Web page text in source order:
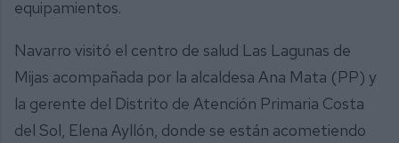
equipamientos.
Navarro visitó el centro de salud Las Lagunas de
Mijas acompañada por la alcaldesa Ana Mata (PP) y
la gerente del Distrito de Atención Primaria Costa
del Sol, Elena Ayllón, donde se están acometiendo